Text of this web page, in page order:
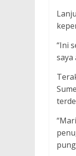
“Ini
saya